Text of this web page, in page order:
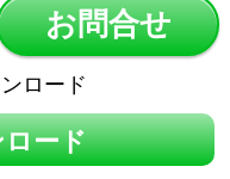
お問合せ
ロード
ロード